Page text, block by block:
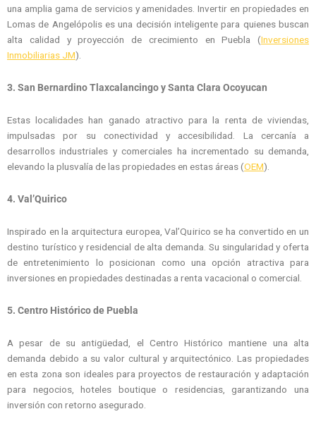
una amplia gama de servicios y amenidades. Invertir en propiedades en
Lomas de Angelópolis es una decisión inteligente para quienes buscan
alta calidad y proyección de crecimiento en Puebla (Inversiones
Inmobiliarias JM).
3. San Bernardino Tlaxcalancingo y Santa Clara Ocoyucan
Estas localidades han ganado atractivo para la renta de viviendas,
impulsadas por su conectividad y accesibilidad. La cercanía a
desarrollos industriales y comerciales ha incrementado su demanda,
elevando la plusvalía de las propiedades en estas áreas (OEM).
4. Val’Quirico
Inspirado en la arquitectura europea, Val’Quirico se ha convertido en un
destino turístico y residencial de alta demanda. Su singularidad y oferta
de entretenimiento lo posicionan como una opción atractiva para
inversiones en propiedades destinadas a renta vacacional o comercial.
5. Centro Histórico de Puebla
A pesar de su antigüedad, el Centro Histórico mantiene una alta
demanda debido a su valor cultural y arquitectónico. Las propiedades
en esta zona son ideales para proyectos de restauración y adaptación
para negocios, hoteles boutique o residencias, garantizando una
inversión con retorno asegurado.